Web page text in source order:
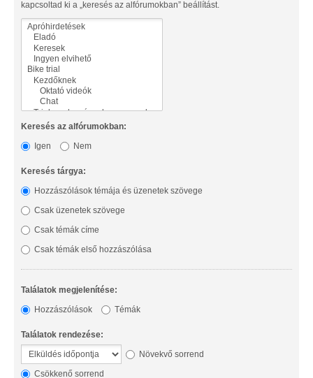
kapcsoltad ki a „keresés az alfórumokban” beállítást.
Keresés az alfórumokban:
Igen
Nem
Keresés tárgya:
Hozzászólások témája és üzenetek szövege
Csak üzenetek szövege
Csak témák címe
Csak témák első hozzászólása
Találatok megjelenítése:
Hozzászólások
Témák
Találatok rendezése:
Növekvő sorrend
Csökkenő sorrend